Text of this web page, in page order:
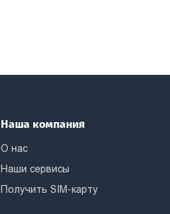
Наша компания
О нас
Наши сервисы
Получить SIM-карту